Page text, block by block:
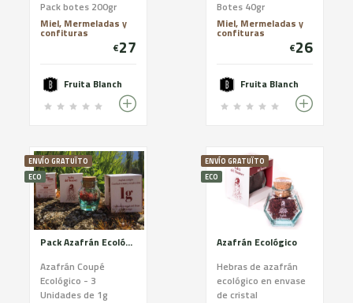
cuando ... a
#FruitaBlanch
también nos gusta
hacer el gamberro!
proponemos una
selección de
mermelades con
de gintónic , de
sangría, de vermouth,
de cava y de vino
tinto.
Pack botes 200gr
Miel, Mermeladas y
confituras
€27
Fruita Blanch
carnes, pescados y
bien ensaladas. Caja
de 16 botes de 40gr.
Botes 40gr
Miel, Mermeladas y
confituras
€26
Fruita Blanch
ENVÍO GRATUÏTO
ECO
Pack Azafrán Ecológico
Azafrán Coupé
Ecológico - 3
Unidades de 1g
ENVÍO GRATUÏTO
ECO
Azafrán Ecológico
Hebras de azafrán
ecológico en envase
de cristal